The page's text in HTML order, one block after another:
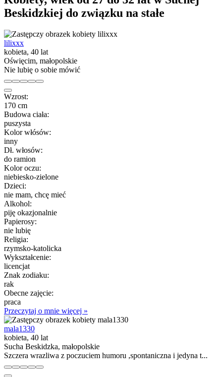
Beskidzkiej do związku na stałe
lilixxx
kobieta, 40 lat
Oświęcim, małopolskie
Nie lubię o sobie mówić
Wzrost:
170 cm
Budowa ciała:
puszysta
Kolor włósów:
inny
Dł. włosów:
do ramion
Kolor oczu:
niebiesko-zielone
Dzieci:
nie mam, chcę mieć
Alkohol:
piję okazjonalnie
Papierosy:
nie lubię
Religia:
rzymsko-katolicka
Wykształcenie:
licencjat
Znak zodiaku:
rak
Obecne zajęcie:
praca
Przeczytaj o mnie więcej »
mala1330
kobieta, 40 lat
Sucha Beskidzka, małopolskie
Szczera wrazliwa z poczuciem humoru ,spontaniczna i jedyna t...